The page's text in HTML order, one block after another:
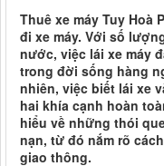
Thuê xe máy Tuy Hoà
đi xe máy. Với số
nước, việc lái xe máy
trong đời sống hàng
nhiên, việc biết lái xe
hai khía cạnh hoàn
hiểu về những thói
nạn, từ đó nắm rõ
giao thông.